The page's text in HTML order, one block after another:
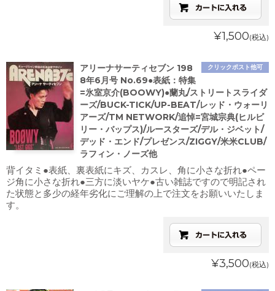
¥1,500(税込)
クリックポスト他可
アリーナサーティセブン 198
8年6月号 No.69●表紙：特集
=氷室京介(BOOWY)●蘭丸/ストリートスライダ
ーズ/BUCK-TICK/UP-BEAT/レッド・ウォーリ
アーズ/TM NETWORK/追悼=宮城宗典(ヒルビ
リー・バップス)/ルースターズ/デル・ジベット/
デッド・エンド/プレゼンス/ZIGGY/米米CLUB/
ラフィン・ノーズ他
背イタミ●表紙、裏表紙にキズ、カスレ、角に小さな折れ●ペー
ジ角に小さな折れ●三方に淡いヤケ●古い雑誌ですので明記され
た状態と多少の経年劣化にご理解の上で注文をお願いいたしま
す。
¥3,500(税込)